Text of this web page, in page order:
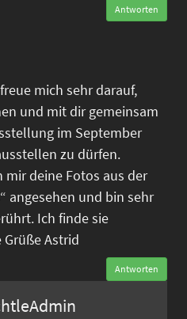
Antworten
mich sehr darauf,
und mit dir gemeinsam
im September
zu dürfen.
mir deine Fotos aus der
angesehen und bin sehr
Ich finde sie
Astrid
Antworten